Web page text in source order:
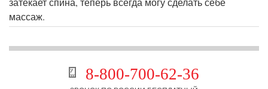
массаж.
8-800-700-62-36